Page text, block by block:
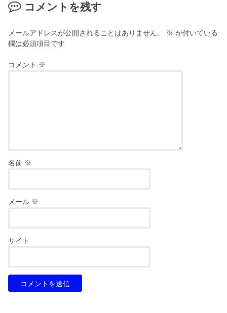
コメントを残す
メールアドレスが公開されることはありません。 ※ が付いている
欄は必須項目です
コメント ※
名前 ※
メール ※
サイト